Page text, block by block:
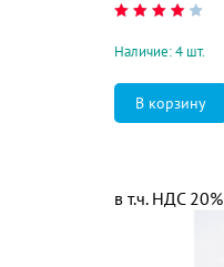
Наличие: 4 шт.
в т.ч. НДС 20%